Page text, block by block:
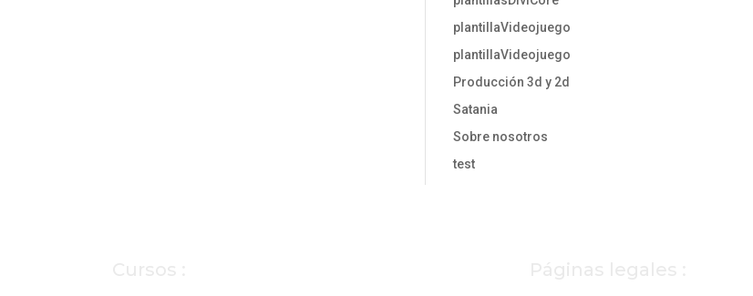
plantillaVideojuego
plantillaVideojuego
Producción 3d y 2d
Satania
Sobre nosotros
test